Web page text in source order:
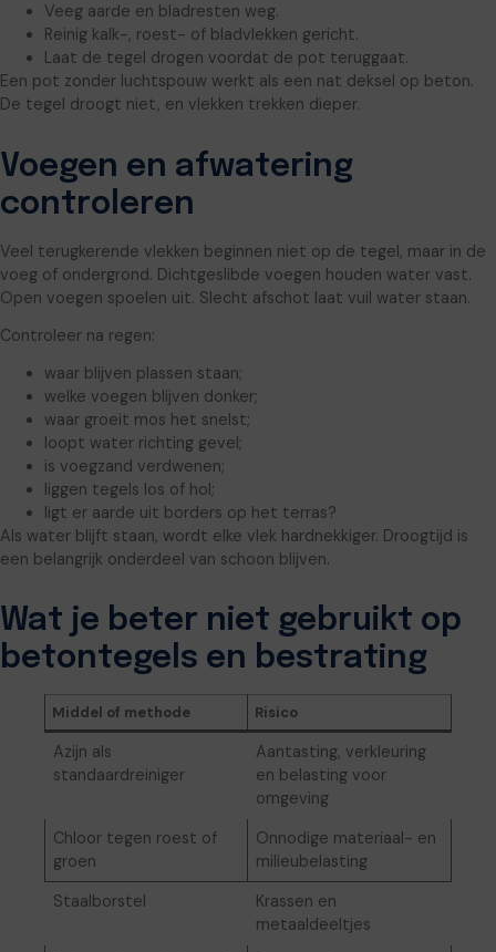
Veeg aarde en bladresten weg.
Reinig kalk-, roest- of bladvlekken gericht.
Laat de tegel drogen voordat de pot teruggaat.
Een pot zonder luchtspouw werkt als een nat deksel op beton.
De tegel droogt niet, en vlekken trekken dieper.
Voegen en afwatering
controleren
Veel terugkerende vlekken beginnen niet op de tegel, maar in de
voeg of ondergrond. Dichtgeslibde voegen houden water vast.
Open voegen spoelen uit. Slecht afschot laat vuil water staan.
Controleer na regen:
waar blijven plassen staan;
welke voegen blijven donker;
waar groeit mos het snelst;
loopt water richting gevel;
is voegzand verdwenen;
liggen tegels los of hol;
ligt er aarde uit borders op het terras?
Als water blijft staan, wordt elke vlek hardnekkiger. Droogtijd is
een belangrijk onderdeel van schoon blijven.
Wat je beter niet gebruikt op
betontegels en bestrating
Middel of methode Risico
Azijn als
standaardreiniger
Aantasting, verkleuring
en belasting voor
omgeving
Chloor tegen roest of
groen
Onnodige materiaal- en
milieubelasting
Staalborstel
Krassen en
metaaldeeltjes